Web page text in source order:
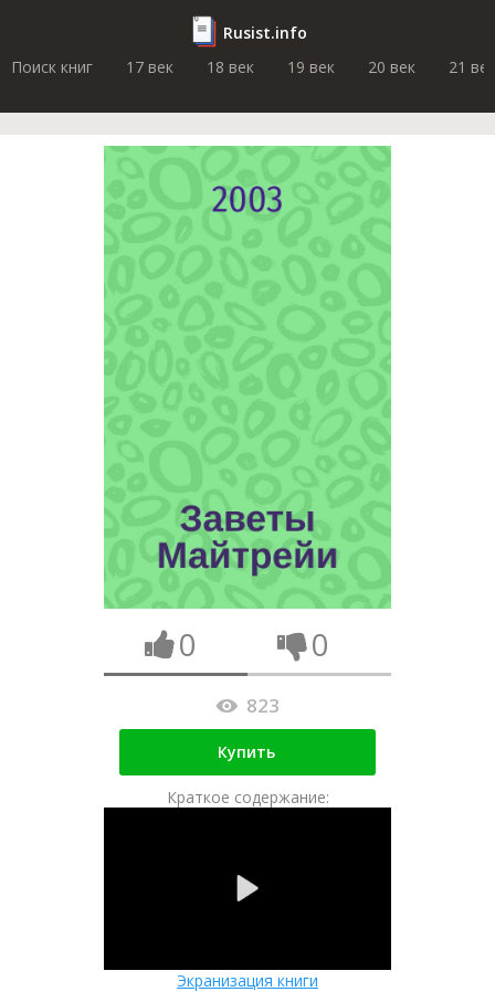
Rusist.info
Поиск книг
17 век 18 век 19 век 20 век 21 век
0 0
823
Купить
Краткое содержание:
Экранизация книги